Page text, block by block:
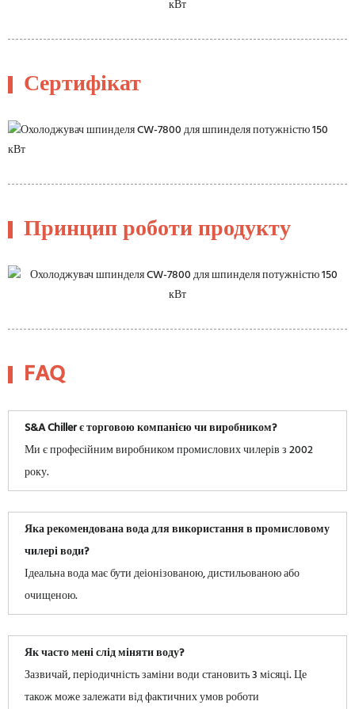
Сертифікат
Принцип роботи продукту
FAQ
S&A Chiller є торговою компанією чи виробником?
Ми є професійним виробником промислових чилерів з 2002
року.
Яка рекомендована вода для використання в промисловому
чилері води?
Ідеальна вода має бути деіонізованою, дистильованою або
очищеною.
Як часто мені слід міняти воду?
Зазвичай, періодичність заміни води становить 3 місяці. Це
також може залежати від фактичних умов роботи